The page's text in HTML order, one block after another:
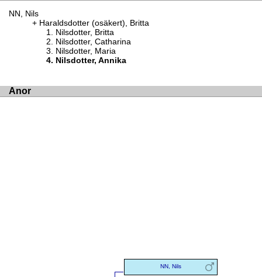
NN, Nils
Haraldsdotter (osäkert), Britta
Nilsdotter, Britta
Nilsdotter, Catharina
Nilsdotter, Maria
Nilsdotter, Annika
Anor
NN, Nils